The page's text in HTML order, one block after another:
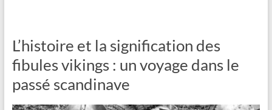
L’histoire et la signification des
fibules vikings : un voyage dans le
passé scandinave